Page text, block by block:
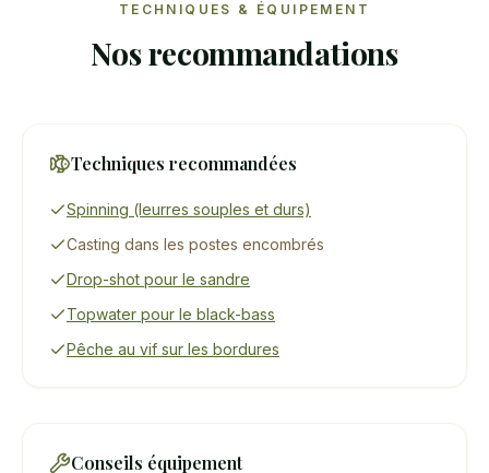
TECHNIQUES & ÉQUIPEMENT
Nos recommandations
Techniques recommandées
Spinning (leurres souples et durs)
Casting dans les postes encombrés
Drop-shot pour le sandre
Topwater pour le black-bass
Pêche au vif sur les bordures
Conseils équipement